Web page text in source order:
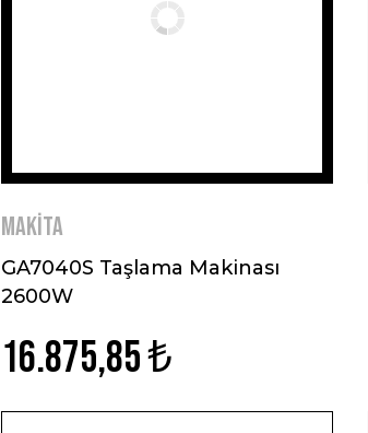
MAKİTA
GA7040S Taşlama Makinası
2600W
16.875,85 ₺